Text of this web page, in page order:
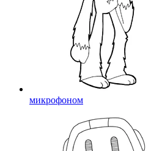
микрофоном